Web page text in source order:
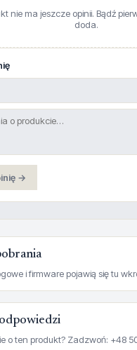
nie ma jeszcze opinii. Bądź
doda.
→
i firmware pojawią się tu
o ten produkt? Zadzwoń: +48